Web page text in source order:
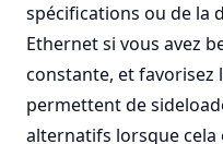
spécifications ou de la
Ethernet si vous avez
constante, et favorisez
permettent de
alternatifs lorsque cela